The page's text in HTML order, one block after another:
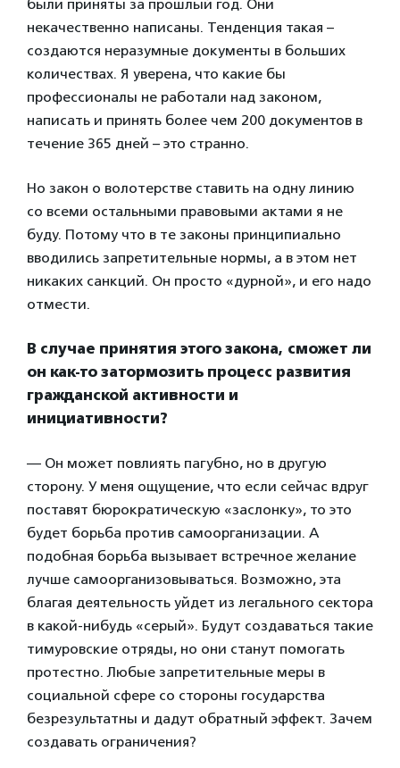
были приняты за прошлый год. Они
некачественно написаны. Тенденция такая –
создаются неразумные документы в больших
количествах. Я уверена, что какие бы
профессионалы не работали над законом,
написать и принять более чем 200 документов в
течение 365 дней – это странно.
Но закон о волотерстве ставить на одну линию
со всеми остальными правовыми актами я не
буду. Потому что в те законы принципиально
вводились запретительные нормы, а в этом нет
никаких санкций. Он просто «дурной», и его надо
отмести.
В случае принятия этого закона, сможет ли
он как-то затормозить процесс развития
гражданской активности и
инициативности?
— Он может повлиять пагубно, но в другую
сторону. У меня ощущение, что если сейчас вдруг
поставят бюрократическую «заслонку», то это
будет борьба против самоорганизации. А
подобная борьба вызывает встречное желание
лучше самоорганизовываться. Возможно, эта
благая деятельность уйдет из легального сектора
в какой-нибудь «серый». Будут создаваться такие
тимуровские отряды, но они станут помогать
протестно. Любые запретительные меры в
социальной сфере со стороны государства
безрезультатны и дадут обратный эффект. Зачем
создавать ограничения?